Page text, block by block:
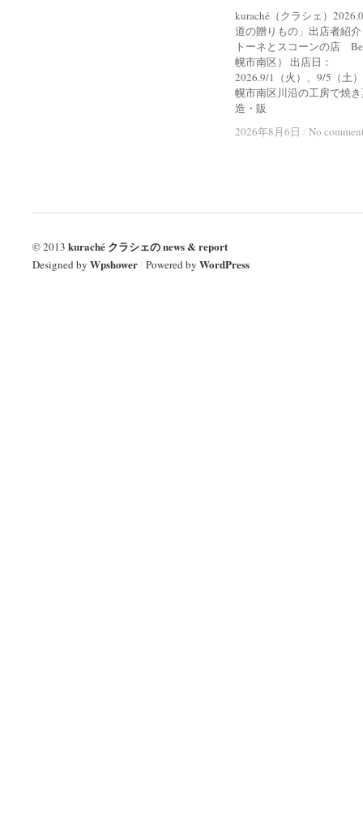
kuraché（クラシェ）
道の贈りもの」出店者紹
トーネとスコーンの店
幌市南区） 出店日：
2026.9/1（火）、9/5（土
幌市南区川沿の工房で焼
造・販
2026年8月6日 / No
2026年8月6日 / No
© 2013 kuraché クラシェの news & report
Designed by Wpshower/ Powered by WordPress